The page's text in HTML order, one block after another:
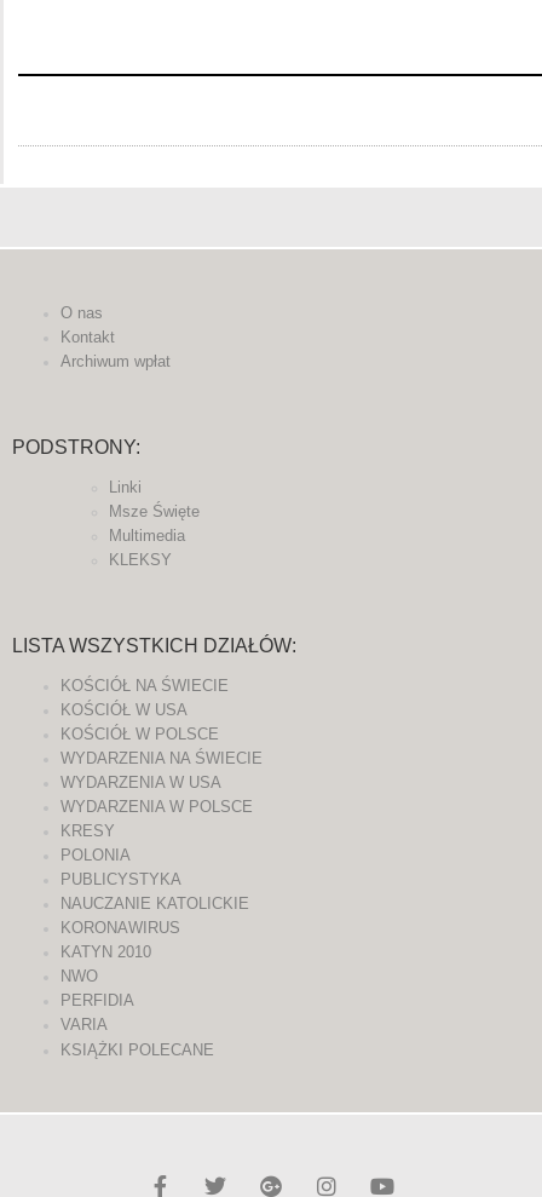
O nas
Kontakt
Archiwum wpłat
PODSTRONY:
Linki
Msze Święte
Multimedia
KLEKSY
LISTA WSZYSTKICH DZIAŁÓW:
KOŚCIÓŁ NA ŚWIECIE
KOŚCIÓŁ W USA
KOŚCIÓŁ W POLSCE
WYDARZENIA NA ŚWIECIE
WYDARZENIA W USA
WYDARZENIA W POLSCE
KRESY
POLONIA
PUBLICYSTYKA
NAUCZANIE KATOLICKIE
KORONAWIRUS
KATYN 2010
NWO
PERFIDIA
VARIA
KSIĄŻKI POLECANE